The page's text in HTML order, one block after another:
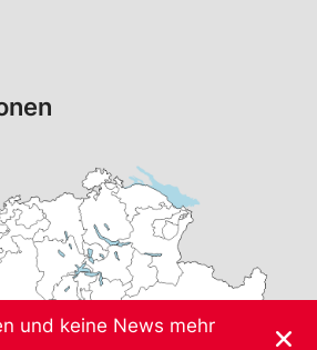
und keine News mehr